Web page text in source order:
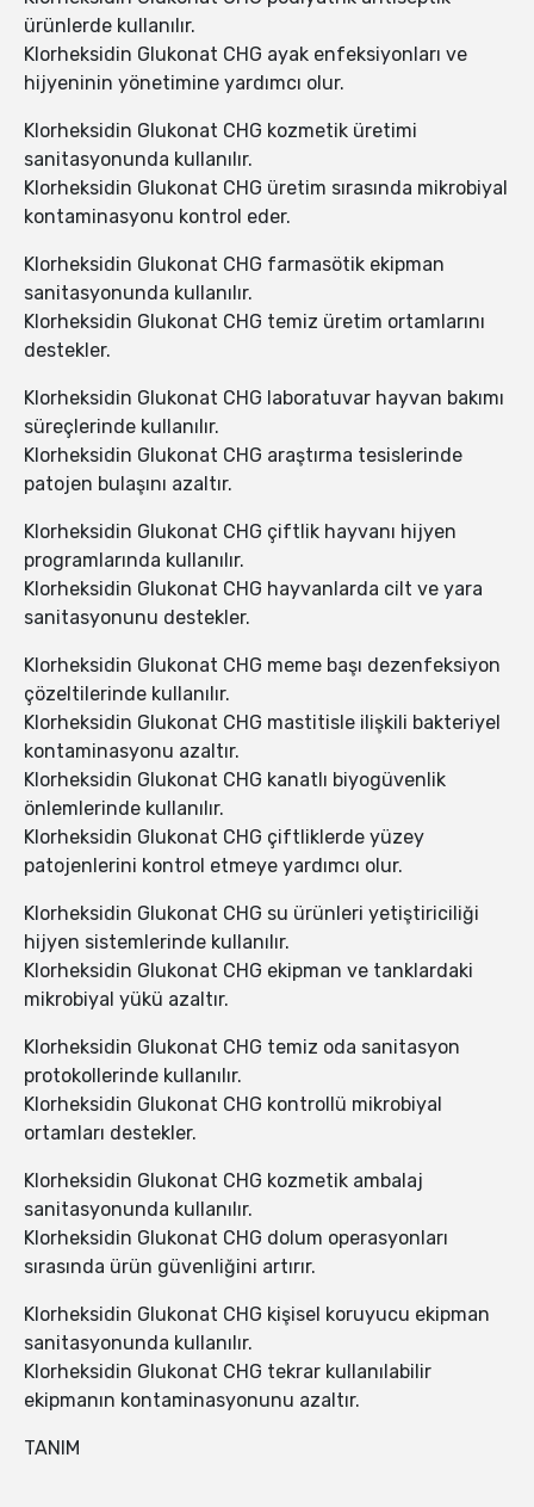
ürünlerde kullanılır.
Klorheksidin Glukonat CHG ayak enfeksiyonları ve
hijyeninin yönetimine yardımcı olur.
Klorheksidin Glukonat CHG kozmetik üretimi
sanitasyonunda kullanılır.
Klorheksidin Glukonat CHG üretim sırasında mikrobiyal
kontaminasyonu kontrol eder.
Klorheksidin Glukonat CHG farmasötik ekipman
sanitasyonunda kullanılır.
Klorheksidin Glukonat CHG temiz üretim ortamlarını
destekler.
Klorheksidin Glukonat CHG laboratuvar hayvan bakımı
süreçlerinde kullanılır.
Klorheksidin Glukonat CHG araştırma tesislerinde
patojen bulaşını azaltır.
Klorheksidin Glukonat CHG çiftlik hayvanı hijyen
programlarında kullanılır.
Klorheksidin Glukonat CHG hayvanlarda cilt ve yara
sanitasyonunu destekler.
Klorheksidin Glukonat CHG meme başı dezenfeksiyon
çözeltilerinde kullanılır.
Klorheksidin Glukonat CHG mastitisle ilişkili bakteriyel
kontaminasyonu azaltır.
Klorheksidin Glukonat CHG kanatlı biyogüvenlik
önlemlerinde kullanılır.
Klorheksidin Glukonat CHG çiftliklerde yüzey
patojenlerini kontrol etmeye yardımcı olur.
Klorheksidin Glukonat CHG su ürünleri yetiştiriciliği
hijyen sistemlerinde kullanılır.
Klorheksidin Glukonat CHG ekipman ve tanklardaki
mikrobiyal yükü azaltır.
Klorheksidin Glukonat CHG temiz oda sanitasyon
protokollerinde kullanılır.
Klorheksidin Glukonat CHG kontrollü mikrobiyal
ortamları destekler.
Klorheksidin Glukonat CHG kozmetik ambalaj
sanitasyonunda kullanılır.
Klorheksidin Glukonat CHG dolum operasyonları
sırasında ürün güvenliğini artırır.
Klorheksidin Glukonat CHG kişisel koruyucu ekipman
sanitasyonunda kullanılır.
Klorheksidin Glukonat CHG tekrar kullanılabilir
ekipmanın kontaminasyonunu azaltır.
TANIM